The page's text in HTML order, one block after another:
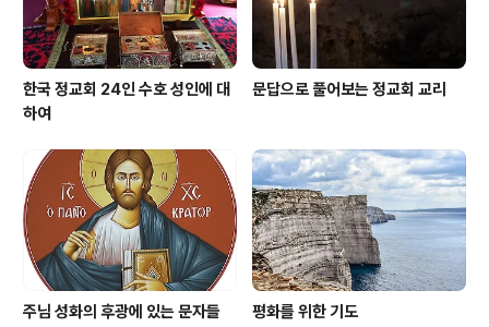
한국 정교회 24인 수호 성인에 대
하여
문답으로 풀어보는 정교회 교리
주님 성화의 후광에 있는 문자들 평화를 위한 기도